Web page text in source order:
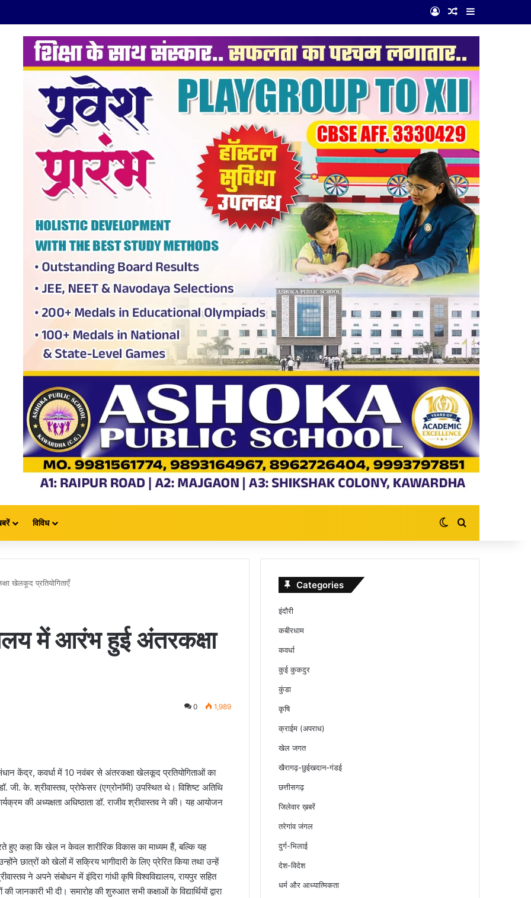
Log InRandom Article
Sidebar
विविध Switch skin
Search for
खेलकूद प्रतियोगिताएँ
में आरंभ हुई अंतरकक्षा
0 1,989
केंद्र, कवर्धा में 10 नवंबर से अंतरकक्षा खेलकूद प्रतियोगिताओं का
के. श्रीवास्तव, प्रोफेसर (एग्रोनॉमी) उपस्थित थे। विशिष्ट अतिथि
की अध्यक्षता अधिष्ठाता डॉ. राजीव श्रीवास्तव ने की। यह आयोजन
हुए कहा कि खेल न केवल शारीरिक विकास का माध्यम हैं, बल्कि यह
छात्रों को खेलों में सक्रिय भागीदारी के लिए प्रेरित किया तथा उन्हें
ने अपने संबोधन में इंदिरा गांधी कृषि विश्वविद्यालय, रायपुर सहित
भी दी। समारोह की शुरुआत सभी कक्षाओं के विद्यार्थियों द्वारा
Categories
इंदौरी
कबीरधाम
कवर्धा
कुई कुकदुर
कुंडा
कृषि
क्राईम (अपराध)
खेल जगत
खैरागढ़-छुईखदान-गंडई
छत्तीसगढ़
जिलेवार ख़बरें
तरेगांव जंगल
दुर्ग-भिलाई
देश-विदेश
धर्म और आध्यात्मिकता